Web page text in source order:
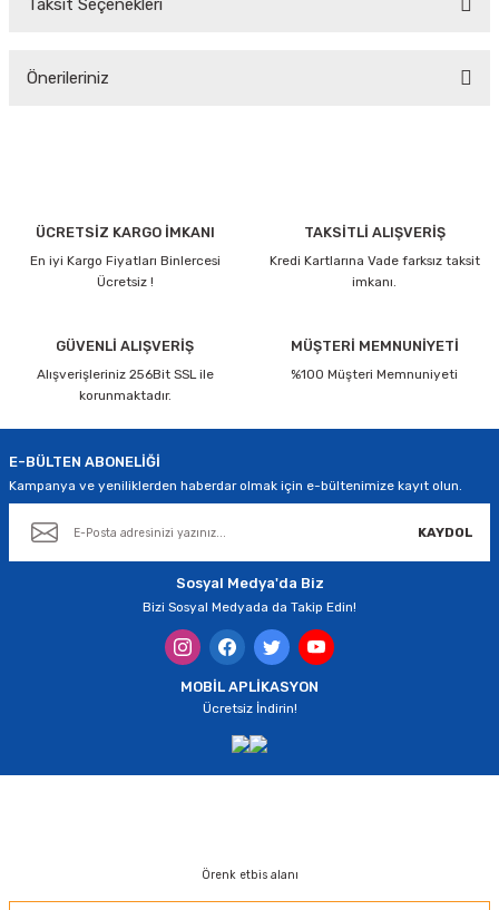
Taksit Seçenekleri
Önerileriniz
Görüş ve önerileriniz için teşekkür ederiz.
Ürün resmi kalitesiz, bozuk veya görüntülenemiyor.
Ürün bilgilerinde hatalar bulunuyor.
Ürün fiyatı diğer sitelerden daha pahalı.
ÜCRETSİZ KARGO İMKANI
En iyi Kargo Fiyatları Binlercesi
Ücretsiz !
TAKSİTLİ ALIŞVERİŞ
Kredi Kartlarına Vade farksız taksit
imkanı.
GÜVENLİ ALIŞVERİŞ
Alışverişleriniz 256Bit SSL ile
korunmaktadır.
MÜŞTERİ MEMNUNİYETİ
%100 Müşteri Memnuniyeti
E-BÜLTEN ABONELİĞİ
Kampanya ve yeniliklerden haberdar olmak için e-bültenimize kayıt olun.
KAYDOL
Sosyal Medya'da Biz
Bizi Sosyal Medyada da Takip Edin!
MOBİL APLİKASYON
Ücretsiz İndirin!
Örenk etbis alanı